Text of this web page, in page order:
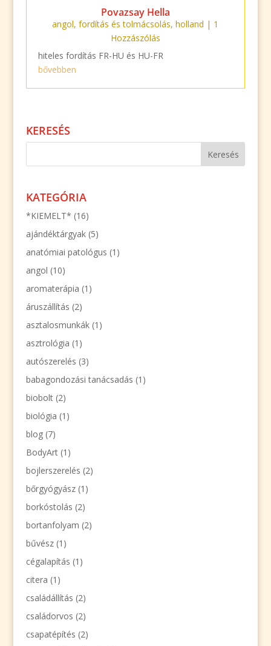
Povazsay Hella
angol,fordítás és tolmácsolás,holland | 1
Hozzászólás
hiteles fordítás FR-HU és HU-FR
bővebben
KERESÉS
KATEGÓRIA
*KIEMELT* (16)
ajándéktárgyak(5)
anatómiai patológus (1)
angol (10)
aromaterápia (1)
áruszállítás (2)
asztalosmunkák(1)
asztrológia (1)
autószerelés (3)
babagondozási tanácsadás (1)
biobolt(2)
biológia (1)
blog(7)
BodyArt(1)
bojlerszerelés (2)
bőrgyógyász(1)
borkóstolás (2)
bortanfolyam (2)
bűvész(1)
cégalapítás (1)
citera (1)
családállítás (2)
családorvos (2)
csapatépítés (2)